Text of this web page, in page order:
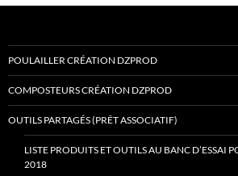
POULAILLER CRÉATION DZPROD
COMPOSTEURS CRÉATION DZPROD
OUTILS PARTAGÉS (PRÊT ASSOCIATIF)
LISTE PRODUITS ET OUTILS AU BANC D’ESSAI
2018